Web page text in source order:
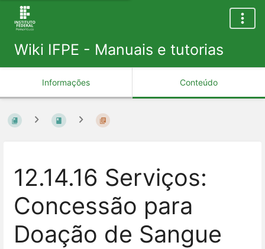
Wiki IFPE - Manuais e tutorias
Informações Conteúdo
12.14.16 Serviços:
Concessão para
Doação de Sangue